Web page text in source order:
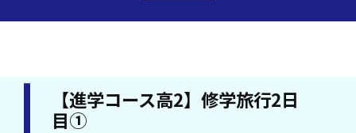
【進学コース高2】修学旅行2日
目①